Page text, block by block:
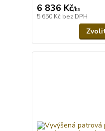
6 836 Kč/ks
5 650 Kč bez DPH